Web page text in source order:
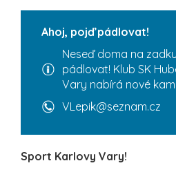
Ahoj, pojď pádlovat!
Neseď doma na
pádlovat! Klub SK
Vary nabírá nové
VLepik@seznam.cz
Sport Karlovy Vary!